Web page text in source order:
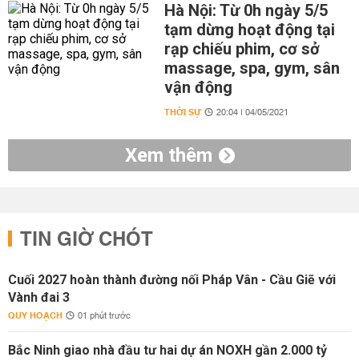
Hà Nội: Từ 0h ngày 5/5
tạm dừng hoạt động tại
rạp chiếu phim, cơ sở
massage, spa, gym, sân
vận động
THỜI SỰ 20:04 | 04/05/2021
Xem thêm
TIN GIỜ CHÓT
Cuối 2027 hoàn thành đường nối Pháp Vân - Cầu Giẽ với
Vành đai 3
QUY HOẠCH 01 phút trước
Bắc Ninh giao nhà đầu tư hai dự án NOXH gần 2.000 tỷ